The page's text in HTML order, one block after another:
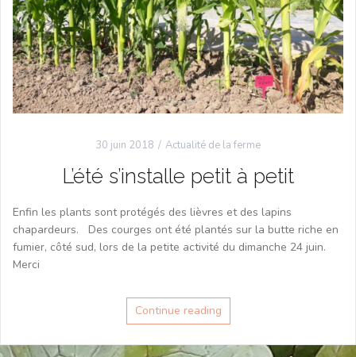
30 juin 2018 Actualité de la ferme
L’été s’installe petit à petit
Enfin les plants sont protégés des lièvres et des lapins
chapardeurs. Des courges ont été plantés sur la butte riche en
fumier, côté sud, lors de la petite activité du dimanche 24 juin.
Merci
Continue reading